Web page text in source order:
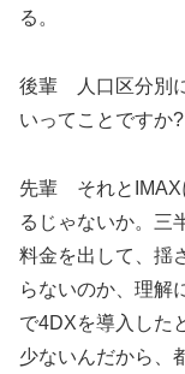
る。
後輩 人口区分別
いってことですか?
先輩 それとIMAX
るじゃないか。三
料金を出して、揺
らないのか、理解
で4DXを導入した
少ないんだから、